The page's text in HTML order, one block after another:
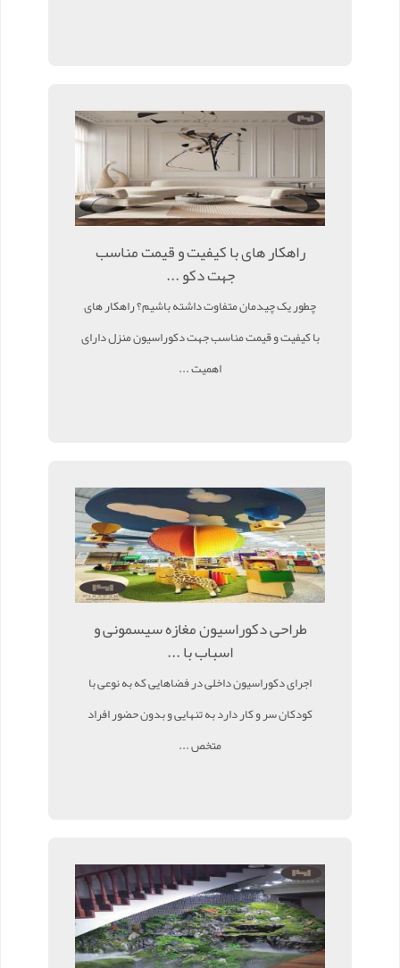
راهکار های با کیفیت و قیمت مناسب
جهت دکو ...
چطور یک چیدمان متفاوت داشته باشیم؟ راهکار های
با کیفیت و قیمت مناسب جهت دکوراسیون منزل دارای
اهمیت ...
طراحی دکوراسیون مغازه سیسمونی و
اسباب با ...
اجرای دکوراسیون داخلی در فضاهایی که به نوعی با
کودکان سر و کار دارد به تنهایی و بدون حضور افراد
متخص ...